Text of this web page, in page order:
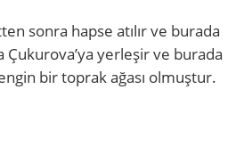
sonra hapse atılır ve burada
yerleşir ve burada
bir toprak ağası olmuştur.